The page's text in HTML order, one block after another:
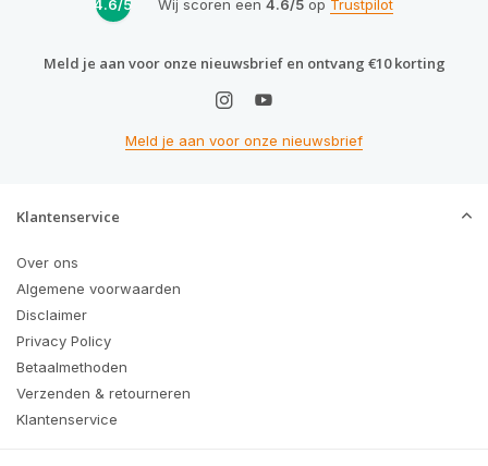
4.6/5 Wij scoren een 4.6/5op Trustpilot
Meld je aan voor onze nieuwsbrief en ontvang €10 korting
Meld je aan voor onze nieuwsbrief
Klantenservice
Over ons
Algemene voorwaarden
Disclaimer
Privacy Policy
Betaalmethoden
Verzenden & retourneren
Klantenservice